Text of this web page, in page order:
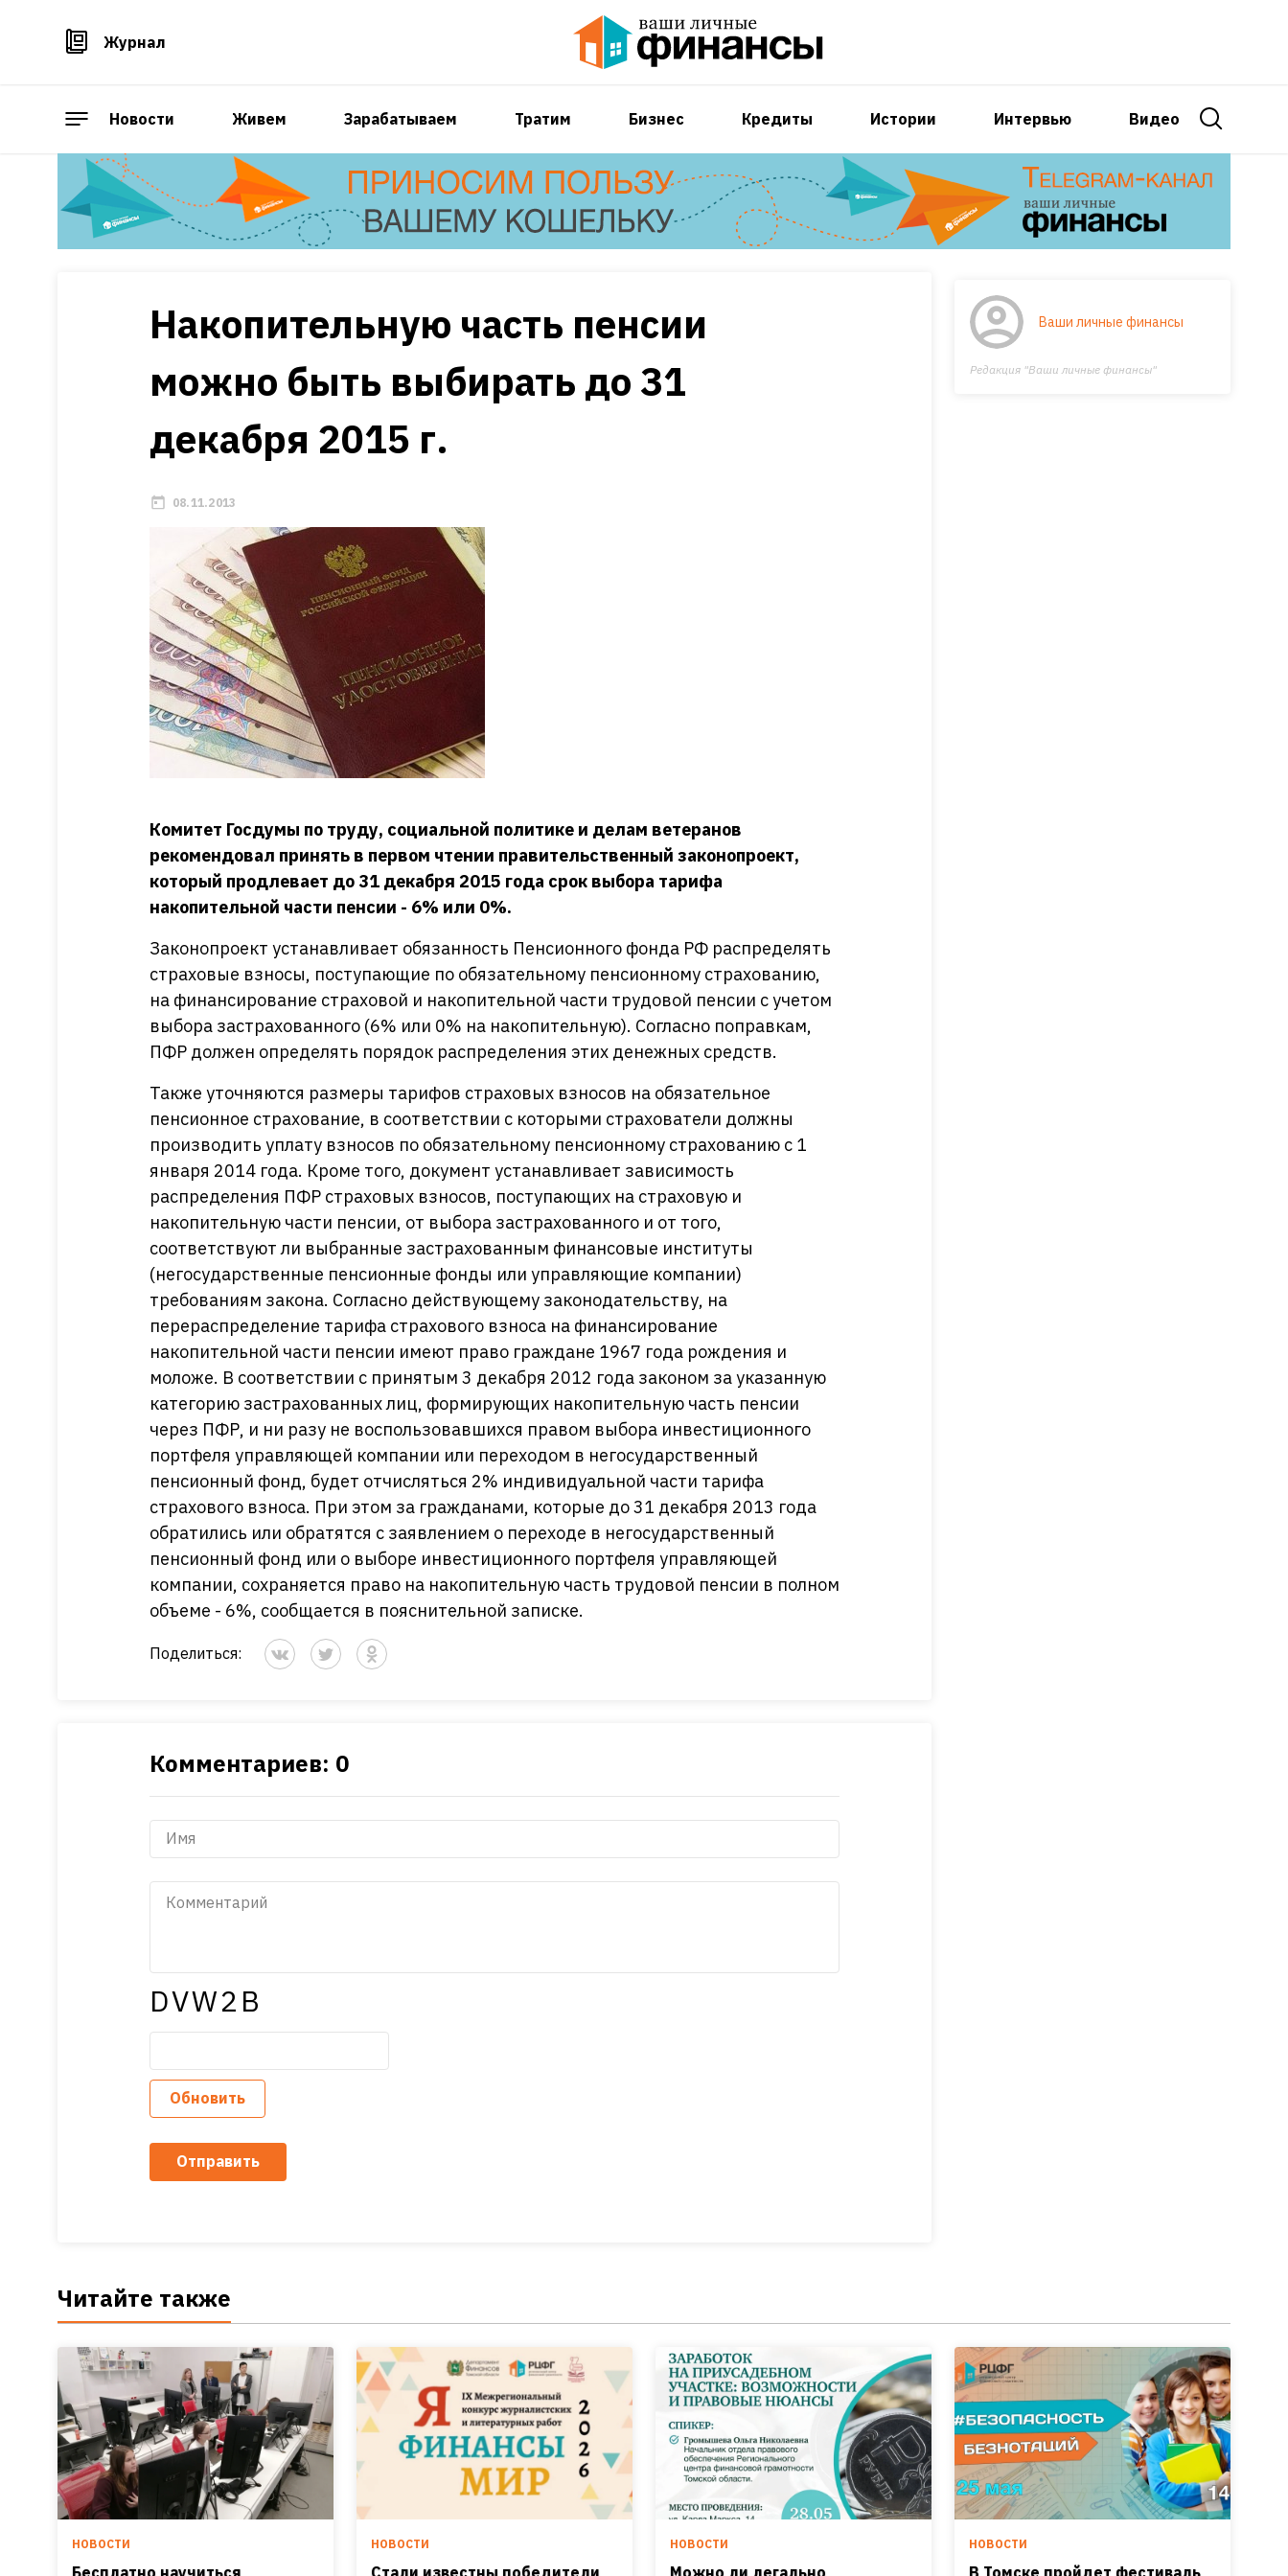
Журнал
Новости Живем Зарабатываем Тратим Бизнес Кредиты Истории Интервью Видео
Накопительную часть пенсии
можно быть выбирать до 31
декабря 2015 г.
08.11.2013
Ваши личные финансы
Редакция "Ваши личные финансы"
Комитет Госдумы по труду, социальной политике и делам ветеранов
рекомендовал принять в первом чтении правительственный законопроект,
который продлевает до 31 декабря 2015 года срок выбора тарифа
накопительной части пенсии - 6% или 0%.
Законопроект устанавливает обязанность Пенсионного фонда РФ распределять
страховые взносы, поступающие по обязательному пенсионному страхованию,
на финансирование страховой и накопительной части трудовой пенсии с учетом
выбора застрахованного (6% или 0% на накопительную). Согласно поправкам,
ПФР должен определять порядок распределения этих денежных средств.
Также уточняются размеры тарифов страховых взносов на обязательное
пенсионное страхование, в соответствии с которыми страхователи должны
производить уплату взносов по обязательному пенсионному страхованию с 1
января 2014 года. Кроме того, документ устанавливает зависимость
распределения ПФР страховых взносов, поступающих на страховую и
накопительную части пенсии, от выбора застрахованного и от того,
соответствуют ли выбранные застрахованным финансовые институты
(негосударственные пенсионные фонды или управляющие компании)
требованиям закона. Согласно действующему законодательству, на
перераспределение тарифа страхового взноса на финансирование
накопительной части пенсии имеют право граждане 1967 года рождения и
моложе. В соответствии с принятым 3 декабря 2012 года законом за указанную
категорию застрахованных лиц, формирующих накопительную часть пенсии
через ПФР, и ни разу не воспользовавшихся правом выбора инвестиционного
портфеля управляющей компании или переходом в негосударственный
пенсионный фонд, будет отчисляться 2% индивидуальной части тарифа
страхового взноса. При этом за гражданами, которые до 31 декабря 2013 года
обратились или обратятся с заявлением о переходе в негосударственный
пенсионный фонд или о выборе инвестиционного портфеля управляющей
компании, сохраняется право на накопительную часть трудовой пенсии в полном
объеме - 6%, сообщается в пояснительной записке.
Поделиться:
Комментариев: 0
DVW2B
Обновить
Отправить
Читайте также
НОВОСТИ
Бесплатно научиться
НОВОСТИ
Стали известны победители
НОВОСТИ
Можно ли легально
НОВОСТИ
В Томске пройдет фестиваль